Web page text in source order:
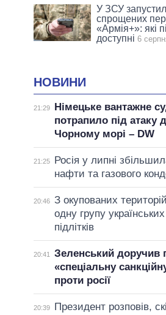
У ЗСУ
спрощених
«Армія+»: які
доступні 6
НОВИНИ
21:29
Німецьке вантажне
потрапило під атаку
Чорному морі – DW
21:25
Росія у липні
нафти та газового
20:46 З окупованих
одну групу
підлітків
20:41
Зеленський доручив
«спеціальну
проти росії
20:39
Президент розповів,